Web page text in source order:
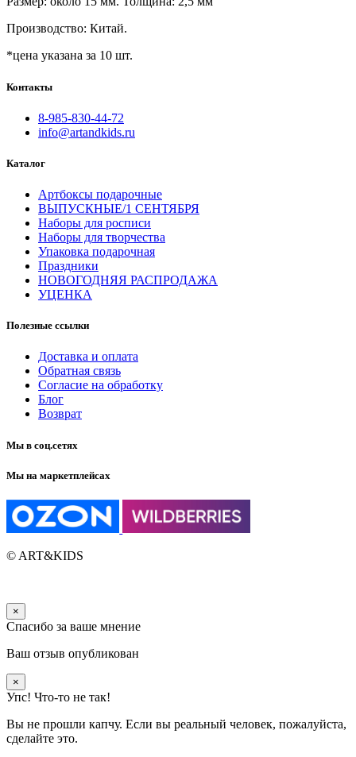
Производство: Китай.
*цена указана за 10 шт.
Контакты
8-985-830-44-72
info@artandkids.ru
Каталог
Артбоксы подарочные
ВЫПУСКНЫЕ/1 СЕНТЯБРЯ
Наборы для росписи
Наборы для творчества
Упаковка подарочная
Праздники
НОВОГОДНЯЯ РАСПРОДАЖА
УЦЕНКА
Полезные ссылки
Доставка и оплата
Обратная связь
Согласие на обработку
Блог
Возврат
Мы в соц.сетях
Мы на маркетплейсах
© ART&KIDS
×
Спасибо за ваше мнение
Ваш отзыв опубликован
×
Упс! Что-то не так!
Вы не прошли капчу. Если вы реальный человек, пожалуйста,
сделайте это.